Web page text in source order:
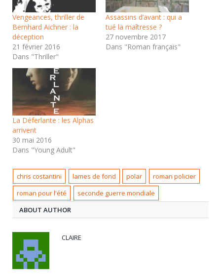
Vengeances, thriller de
Bernhard Aichner : la
déception
21 février 2016
Dans "Thriller"
Assassins d’avant : qui a
tué la maîtresse ?
27 novembre 2017
Dans "Roman français"
La Déferlante : les Alphas
arrivent
30 mai 2016
Dans "Young Adult"
chris costantini lames de fond polar
roman policier
roman pour l'été
seconde guerre mondiale
ABOUT AUTHOR
CLAIRE